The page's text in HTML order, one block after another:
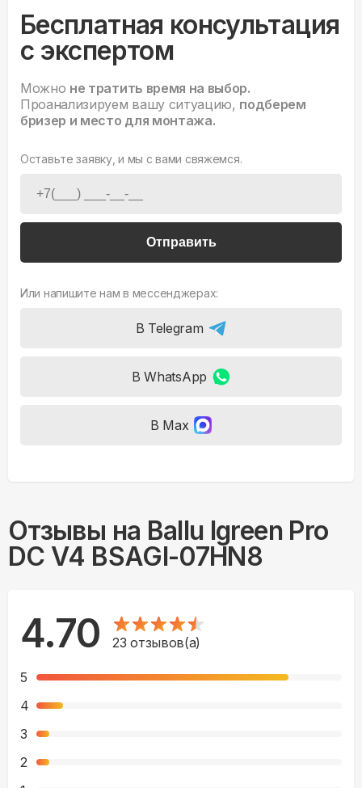
Бесплатная консультация
с экспертом
Можно не тратить время на выбор.
Проанализируем вашу ситуацию, подберем
бризер и место для монтажа.
Оставьте заявку, и мы с вами свяжемся.
Отправить
Или напишите нам в мессенджерах:
В Telegram
В WhatsApp
В Max
Отзывы на Ballu Igreen Pro
DC V4 BSAGI-07HN8
4.70 23 отзывов(а)
5
4
3
2